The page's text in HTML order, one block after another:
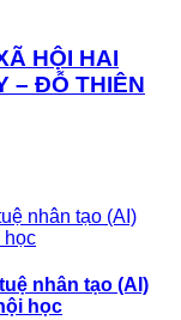
HỘI HAI
– ĐỖ THIÊN
nhân tạo (AI)
học